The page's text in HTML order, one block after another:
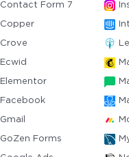
Contact Form 7
Copper
Crove
Ecwid
Elementor
Facebook
Gmail
GoZen Forms